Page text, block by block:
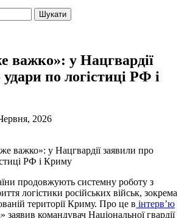
важко»: у Нацгвардії
по логістиці РФ і
2026
продовжують системну роботу з
логістики російських військ, зокрема
території Криму. Про це в інтерв’ю
заявив командувач Національної гвардії